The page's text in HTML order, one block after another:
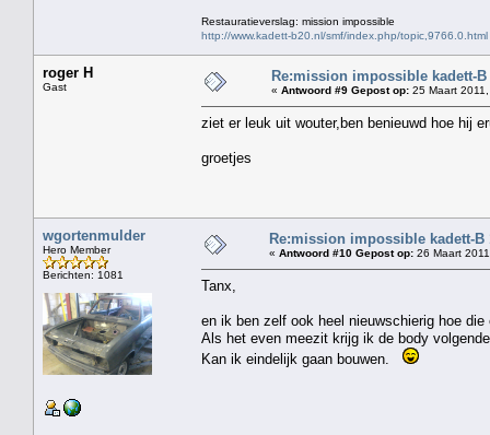
Restauratieverslag: mission impossible
http://www.kadett-b20.nl/smf/index.php/topic,9766.0.html
roger H
Gast
Re:mission impossible kadett-B
« Antwoord #9 Gepost op: 25 Maart
ziet er leuk uit wouter,ben benieuwd hoe hij
groetjes
wgortenmulder
Hero Member
Berichten: 1081
Re:mission impossible kadett-B
« Antwoord #10 Gepost op: 26 Maart
Tanx,
en ik ben zelf ook heel nieuwschierig hoe
Als het even meezit krijg ik de body
Kan ik eindelijk gaan bouwen.